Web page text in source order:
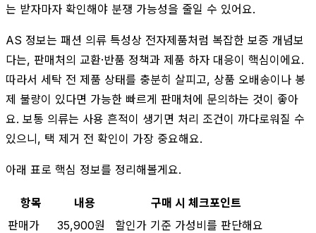
는 받자마자 확인해야 분쟁 가능성을 줄일 수 있어요.
AS 정보는 패션 의류 특성상 전자제품처럼 복잡한 보증 개념보
다는, 판매처의 교환·반품 정책과 제품 하자 대응이 핵심이에요.
따라서 세탁 전 제품 상태를 충분히 살피고, 상품 오배송이나 봉
제 불량이 있다면 가능한 빠르게 판매처에 문의하는 것이 좋아
요. 보통 의류는 사용 흔적이 생기면 처리 조건이 까다로워질 수
있으니, 택 제거 전 확인이 가장 중요해요.
아래 표로 핵심 정보를 정리해볼게요.
항목 내용
구매 시 체크포인트
판매가
35,900원
할인가 기준 가성비를 판단해요